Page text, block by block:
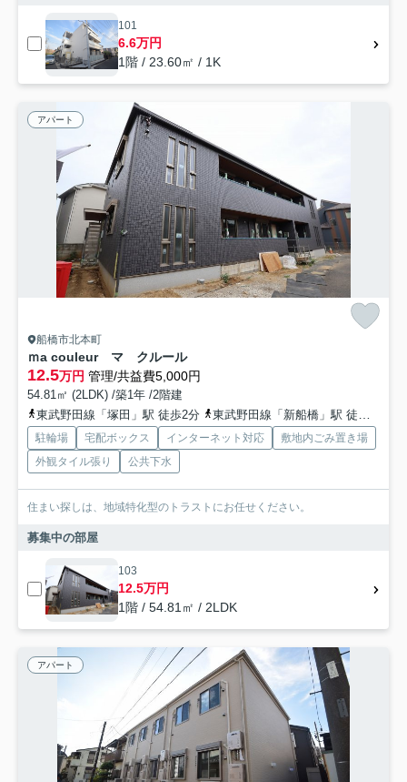
101
6.6万円
1階 / 23.60㎡ / 1K
アパート
船橋市北本町
ｍa couleur マ クルール
12.5万円 管理/共益費5,000円
54.81㎡ (2LDK) /築1年 /2階建
東武野田線「塚田」駅 徒歩2分
東武野田線「新船橋」駅 徒歩18分
駐輪場 宅配ボックス インターネット対応
敷地内ごみ置き場
外観タイル張り
公共下水
住まい探しは、地域特化型のトラストにお任せください。
募集中の部屋
103
12.5万円
1階 / 54.81㎡ / 2LDK
アパート